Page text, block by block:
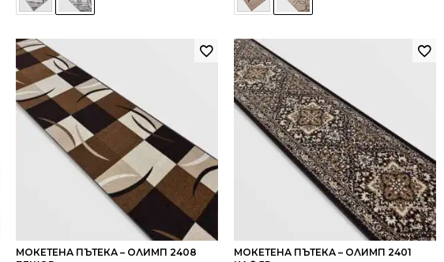
МОКЕТЕНА ПЪТЕКА – ОЛИМП 2408
МОКЕТЕНА ПЪТЕКА – ОЛИМП 2401